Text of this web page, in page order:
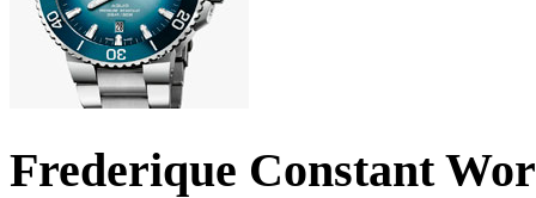
Frederique Constant